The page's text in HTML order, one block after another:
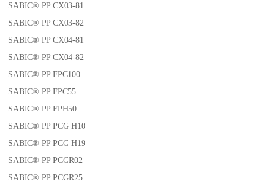
SABIC® PP CX03-81
SABIC® PP CX03-82
SABIC® PP CX04-81
SABIC® PP CX04-82
SABIC® PP FPC100
SABIC® PP FPC55
SABIC® PP FPH50
SABIC® PP PCG H10
SABIC® PP PCG H19
SABIC® PP PCGR02
SABIC® PP PCGR25